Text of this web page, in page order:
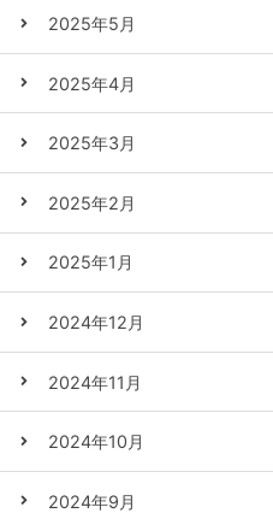
2025年5月
2025年4月
2025年3月
2025年2月
2025年1月
2024年12月
2024年11月
2024年10月
2024年9月